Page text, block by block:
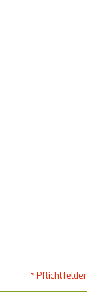
* Pflichtfelder